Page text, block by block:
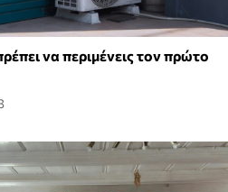
να περιμένεις τον πρώτο